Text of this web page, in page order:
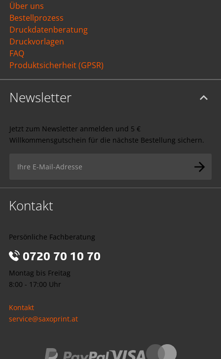
Über uns
Bestellprozess
Druckdatenberatung
Druckvorlagen
FAQ
Produktsicherheit (GPSR)
Newsletter
Jetzt zum Newsletter anmelden und 5 €
Willkommensgutschein für die nächste Bestellung sichern.
Kontakt
Persönliche Fachberatung
0720 70 10 70
Montag bis Freitag
8:00 - 17:00 Uhr
Kontakt
service@saxoprint.at